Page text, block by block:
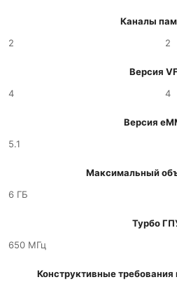
Каналы
2
2
Версия
4
4
Версия
5.1
Максимальный
6 ГБ
Турбо
650 МГц
Конструктивные требования